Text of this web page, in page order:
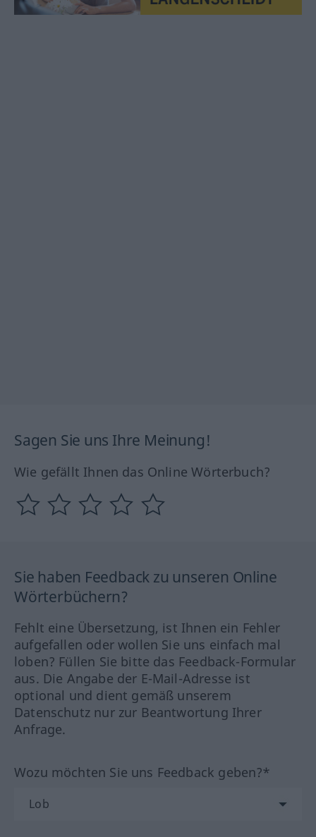
Sagen Sie uns Ihre Meinung!
Wie gefällt Ihnen das Online Wörterbuch?
Sie haben Feedback zu unseren Online
Wörterbüchern?
Fehlt eine Übersetzung, ist Ihnen ein Fehler
aufgefallen oder wollen Sie uns einfach mal
loben? Füllen Sie bitte das Feedback-Formular
aus. Die Angabe der E-Mail-Adresse ist
optional und dient gemäß unserem
Datenschutz nur zur Beantwortung Ihrer
Anfrage.
Wozu möchten Sie uns Feedback geben?*